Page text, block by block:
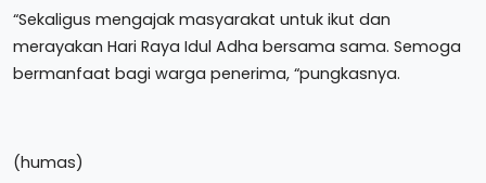
“Sekaligus mengajak masyarakat untuk ikut dan
merayakan Hari Raya Idul Adha bersama sama. Semoga
bermanfaat bagi warga penerima, “pungkasnya.
(humas)